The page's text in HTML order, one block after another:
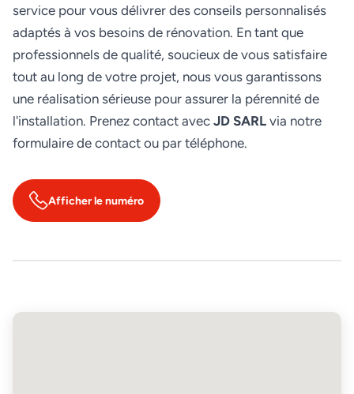
service pour vous délivrer des conseils personnalisés
adaptés à vos besoins de rénovation. En tant que
professionnels de qualité, soucieux de vous satisfaire
tout au long de votre projet, nous vous garantissons
une réalisation sérieuse pour assurer la pérennité de
l'installation. Prenez contact avec JD SARL via notre
formulaire de contact ou par téléphone.
Afficher le numéro